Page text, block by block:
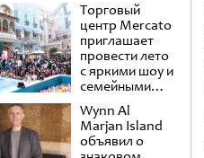
Торговый
центр Mercato
приглашает
провести лето
с яркими шоу и
семейными
развлечениями
Wynn Al
Marjan Island
объявил о